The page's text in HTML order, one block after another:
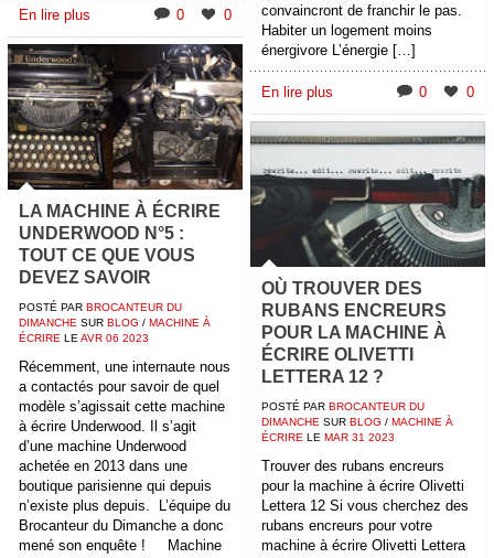
En lire plus 0 0
convaincront de franchir le pas.
Habiter un logement moins
énergivore L’énergie […]
En lire plus 0 0
LA MACHINE À ÉCRIRE
UNDERWOOD N°5 :
TOUT CE QUE VOUS
DEVEZ SAVOIR
POSTÉ PAR BROCANTEUR DU
DIMANCHE SUR BLOG / MACHINE À
ÉCRIRE LE AVR 06 2023
Récemment, une internaute nous
a contactés pour savoir de quel
modèle s’agissait cette machine
à écrire Underwood. Il s’agit
d’une machine Underwood
achetée en 2013 dans une
boutique parisienne qui depuis
n’existe plus depuis. L’équipe du
Brocanteur du Dimanche a donc
mené son enquête ! Machine
OÙ TROUVER DES
RUBANS ENCREURS
POUR LA MACHINE À
ÉCRIRE OLIVETTI
LETTERA 12 ?
POSTÉ PAR BROCANTEUR DU
DIMANCHE SUR BLOG / MACHINE À
ÉCRIRE LE MAR 31 2023
Trouver des rubans encreurs
pour la machine à écrire Olivetti
Lettera 12 Si vous cherchez des
rubans encreurs pour votre
machine à écrire Olivetti Lettera